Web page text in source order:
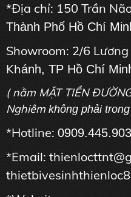
*Địa chỉ: 150 Trần
Thành Phố Hồ Chí
Showroom: 2/6
Khánh, TP Hồ Chí
( nằm MẶT TIỀN
Nghiêm không phải
*Hotline: 0909.445.903
*Email: